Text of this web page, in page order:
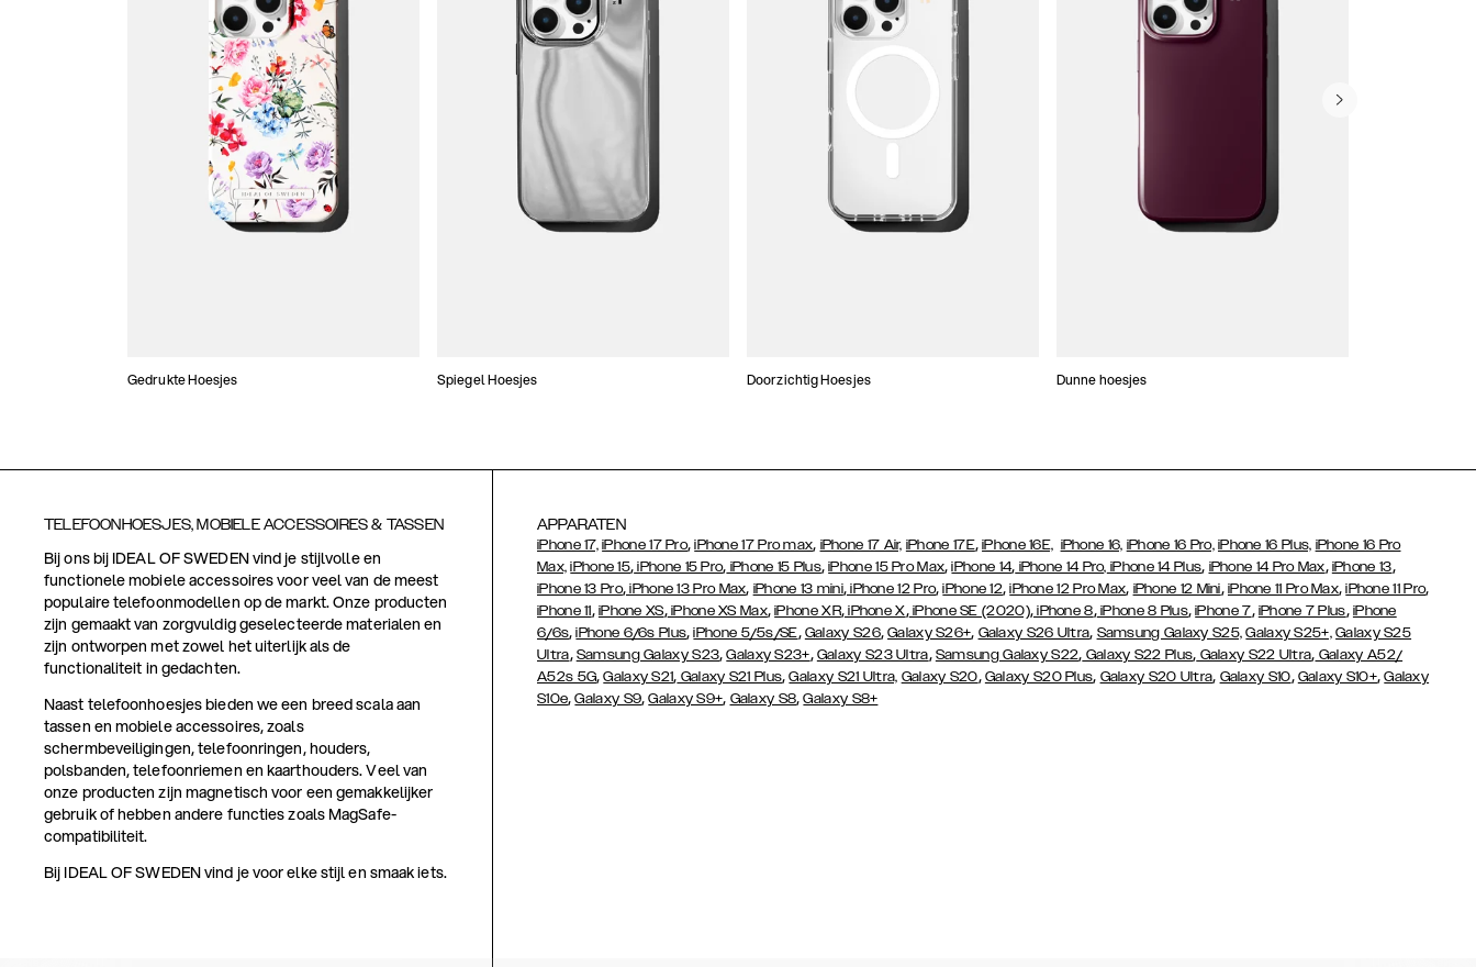
Gedrukte Hoesjes Spiegel Hoesjes Doorzichtig Hoesjes Dunne hoesjes
TELEFOONHOESJES, MOBIELE ACCESSOIRES & TASSEN
Bij ons bij IDEAL OF SWEDEN vind je stijlvolle en
functionele mobiele accessoires voor veel van de meest
populaire telefoonmodellen op de markt. Onze producten
zijn gemaakt van zorgvuldig geselecteerde materialen en
zijn ontworpen met zowel het uiterlijk als de
functionaliteit in gedachten.
Naast telefoonhoesjes bieden we een breed scala aan
tassen en mobiele accessoires, zoals
schermbeveiligingen, telefoonringen, houders,
polsbanden, telefoonriemen en kaarthouders. Veel van
onze producten zijn magnetisch voor een gemakkelijker
gebruik of hebben andere functies zoals MagSafe-
compatibiliteit.
Bij IDEAL OF SWEDEN vind je voor elke stijl en smaak iets.
APPARATEN
iPhone 17, iPhone 17 Pro,iPhone 17 Pro max, iPhone 17 Air, iPhone 17E,iPhone 16E, iPhone 16, iPhone 16 Pro, iPhone 16 Plus, iPhone 16 Pro
Max, iPhone 15, iPhone 15 Pro, iPhone 15 Plus,iPhone 15 Pro Max,iPhone 14, iPhone 14 Pro, iPhone 14 Plus, iPhone 14 Pro Max, iPhone 13,
iPhone 13 Pro, iPhone 13 Pro Max, iPhone 13 mini,iPhone 12 Pro,iPhone 12,iPhone 12 Pro Max, iPhone 12 Mini, iPhone 11 Pro Max,iPhone 11 Pro,
iPhone 11, iPhone XS,iPhone XS Max,iPhone XR,iPhone X,iPhone SE (2020),iPhone 8,iPhone 8 Plus,iPhone 7, iPhone 7 Plus, iPhone
6/6s,iPhone 6/6s Plus,iPhone 5/5s/SE, Galaxy S26,Galaxy S26+, Galaxy S26 Ultra, Samsung Galaxy S25, Galaxy S25+, Galaxy S25
Ultra, Samsung Galaxy S23,Galaxy S23+, Galaxy S23 Ultra, Samsung Galaxy S22, Galaxy S22 Plus, Galaxy S22 Ultra, Galaxy A52/
A52s 5G,Galaxy S21, Galaxy S21 Plus,Galaxy S21 Ultra, Galaxy S20, Galaxy S20 Plus, Galaxy S20 Ultra, Galaxy S10, Galaxy S10+,Galaxy
S10e,Galaxy S9,Galaxy S9+, Galaxy S8,Galaxy S8+